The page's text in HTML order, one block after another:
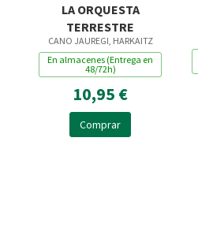
LA ORQUESTA
TERRESTRE
CANO JAUREGI, HARKAITZ
En almacenes (Entrega en
48/72h)
10,95 €
Comprar